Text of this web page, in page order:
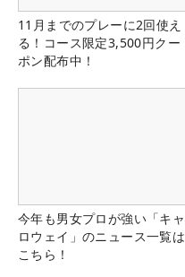
11月までのプレーに2回使え
る！コース限定3,500円クー
ポン配布中！
今年も男女プロが強い「キャ
ロウェイ」のニュース一覧は
こちら！